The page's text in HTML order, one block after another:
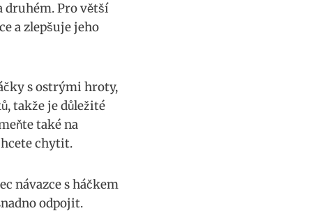
druhém. Pro větší
‍a zlepšuje jeho
s ostrými ⁣hroty,
takže je důležité
také na
chytit.
návazce s háčkem
odpojit.